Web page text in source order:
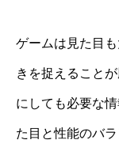
ゲームは見た目
きを捉えること
にしても必要な
た目と性能のバ